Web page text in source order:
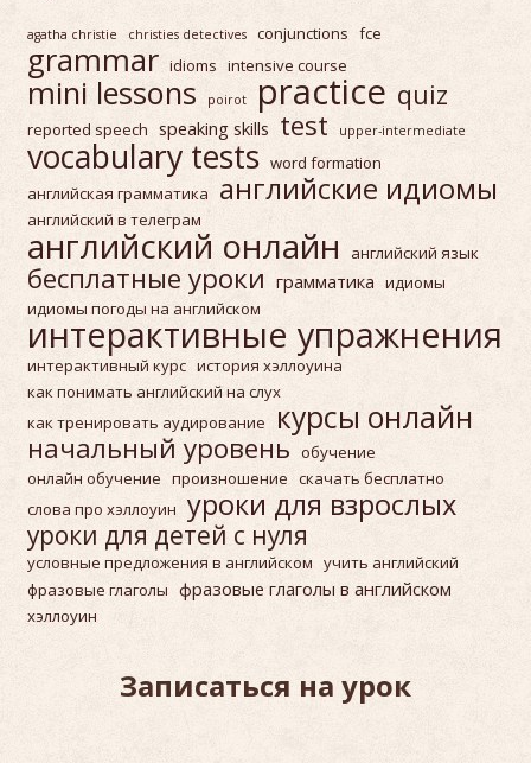
agatha christie christies detectives conjunctions fce
grammar idioms intensive course
mini lessons poirot practice quiz
reported speech speaking skills test upper-intermediate
vocabulary tests word formation
английская грамматика
английские идиомы
английский в телеграм
английский онлайн английский язык
бесплатные уроки грамматика идиомы
идиомы погоды на английском
интерактивные упражнения
интерактивный курс история хэллоуина
как понимать английский на слух
как тренировать аудирование
курсы онлайн
начальный уровень обучение
онлайн обучение произношение скачать бесплатно
слова про хэллоуин уроки для взрослых
уроки для детей с нуля
условные предложения в английском учить английский
фразовые глаголы фразовые глаголы в английском
хэллоуин
Записаться на урок